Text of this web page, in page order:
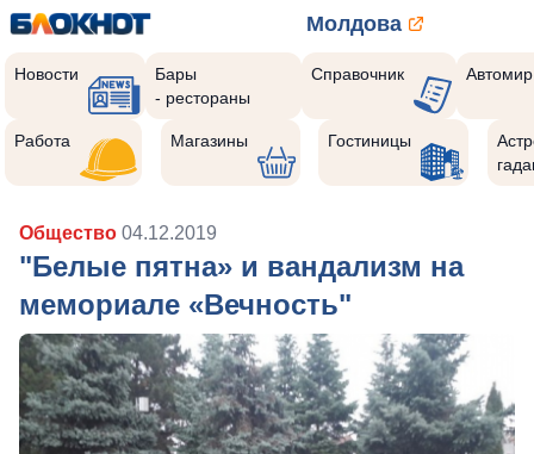
Молдова
Новости
Бары
- рестораны
Справочник Автомир
Работа Магазины Гостиницы
Общество 04.12.2019
"Белые пятна» и вандализм на
мемориале «Вечность"